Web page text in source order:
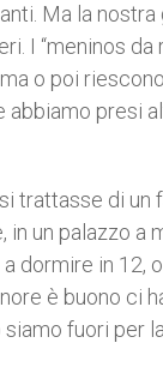
Ma la
I “meninos da
o poi
abbiamo presi
trattasse di
in un palazzo
in 12,
è buono ci
fuori per